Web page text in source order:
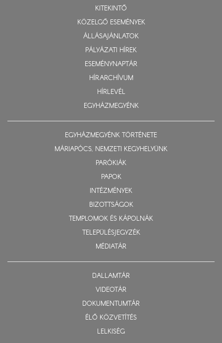
KITEKINTŐ
KÖZELGŐ ESEMÉNYEK
ÁLLÁSAJÁNLATOK
PÁLYÁZATI HÍREK
ESEMÉNYNAPTÁR
HÍRARCHÍVUM
HÍRLEVÉL
EGYHÁZMEGYÉNK
EGYHÁZMEGYÉNK TÖRTÉNETE
MÁRIAPÓCS, NEMZETI KEGYHELYÜNK
PARÓKIÁK
PAPOK
INTÉZMÉNYEK
BIZOTTSÁGOK
TEMPLOMOK ÉS KÁPOLNÁK
TELEPÜLÉSJEGYZÉK
MÉDIATÁR
DALLAMTÁR
VIDEOTÁR
DOKUMENTUMTÁR
ÉLŐ KÖZVETÍTÉS
LELKISÉG